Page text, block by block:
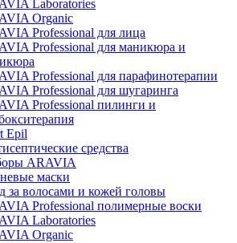
Laboratories
Organic
Professional для лица
Professional для маникюра и
Professional для парафинотерапии
Professional для шугаринга
Professional пилинги и
Epil
средства
ARAVIA
маски
за волосами и кожей головы
Professional полимерные воски
Laboratories
Organic